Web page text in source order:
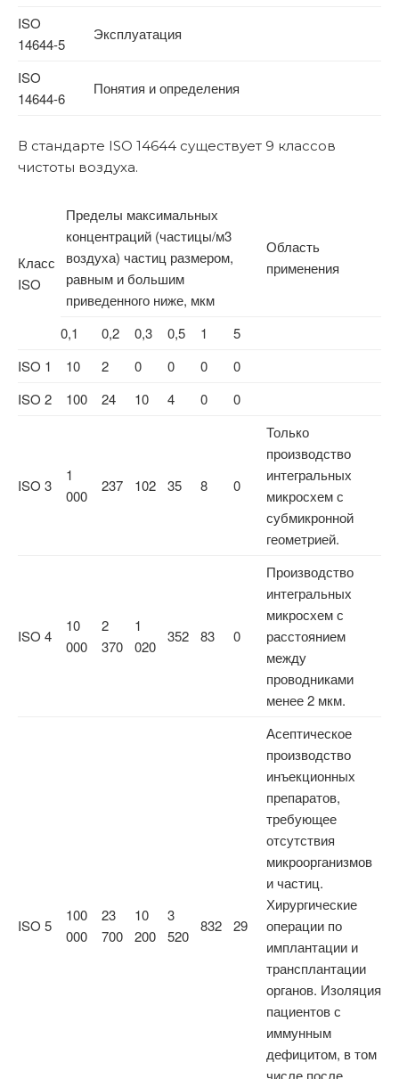
ISO
14644-5
Эксплуатация
ISO
14644-6
Понятия и определения
В стандарте ISO 14644 существует 9 классов
чистоты воздуха.
Класс
ISO
Пределы максимальных
концентраций (частицы/м3
воздуха) частиц размером,
равным и большим
приведенного ниже, мкм
Область
применения
0,1 0,2 0,3 0,5 1
5
ISO 1
10 2 0 0 0
0
ISO 2
100 24 10 4 0 0
ISO 3
1
000
237 102 35 8 0
Только
производство
интегральных
микросхем с
субмикронной
геометрией.
ISO 4
10
000
2
370
1
020
352 83 0
Производство
интегральных
микросхем с
расстоянием
между
проводниками
менее 2 мкм.
ISO 5
100
000
23
700
10
200
3
520
832 29
Асептическое
производство
инъекционных
препаратов,
требующее
отсутствия
микроорганизмов
и частиц.
Хирургические
операции по
имплантации и
трансплантации
органов. Изоляция
пациентов с
иммунным
дефицитом, в том
числе после